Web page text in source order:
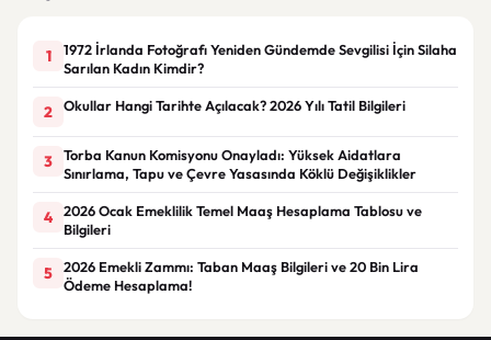
1
1972 İrlanda Fotoğrafı Yeniden Gündemde Sevgilisi İçin Silaha
Sarılan Kadın Kimdir?
2 Okullar Hangi Tarihte Açılacak? 2026 Yılı Tatil Bilgileri
3
Torba Kanun Komisyonu Onayladı: Yüksek Aidatlara
Sınırlama, Tapu ve Çevre Yasasında Köklü Değişiklikler
4
2026 Ocak Emeklilik Temel Maaş Hesaplama Tablosu ve
Bilgileri
5
2026 Emekli Zammı: Taban Maaş Bilgileri ve 20 Bin Lira
Ödeme Hesaplama!